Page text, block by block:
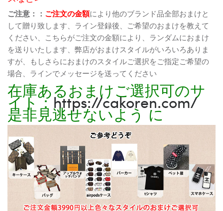
ご注意：： ご注文の金額により他のブランド品全部おまけと
して贈り致します、ライン登録後、ご希望のおまけを教えて
ください、こちらがご注文の金額により、ランダムにおまけ
を送りいたします、弊店がおまけスタイルがいろいろありま
すが、もしさらにおまけのスタイルご選択をご指定ご希望の
場合、ラインでメッセージを送ってください
在庫あるおまけご選択可のサ
イト：https://cakoren.com/
是非見逃せないよう に